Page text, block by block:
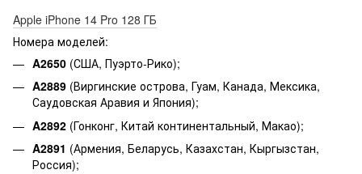
Apple iPhone 14 Pro 128 ГБ
Номера моделей:
A2650 (США, Пуэрто-Рико);
A2889 (Виргинские острова, Гуам, Канада, Мексика,
Саудовская Аравия и Япония);
A2892 (Гонконг, Китай континентальный, Макао);
A2891 (Армения, Беларусь, Казахстан, Кыргызстан,
Россия);